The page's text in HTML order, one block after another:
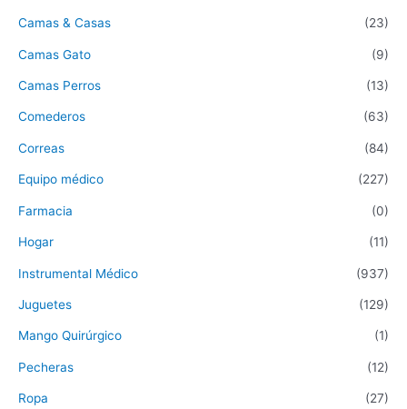
Camas & Casas (23)
Camas Gato (9)
Camas Perros (13)
Comederos (63)
Correas (84)
Equipo médico (227)
Farmacia (0)
Hogar (11)
Instrumental Médico (937)
Juguetes (129)
Mango Quirúrgico (1)
Pecheras (12)
Ropa (27)